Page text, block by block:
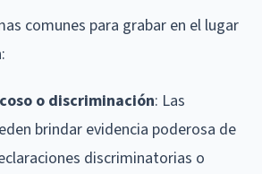
comunes para grabar en el lugar
o discriminación: Las
brindar evidencia poderosa de
discriminatorias o